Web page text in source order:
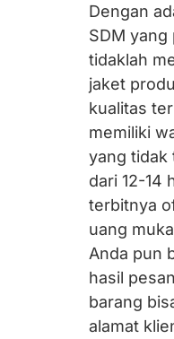
Dengan
SDM
tidaklah
jaket
kualitas
memiliki
yang tidak
dari 12-14
terbitnya
uang
Anda pun
hasil
barang
alamat